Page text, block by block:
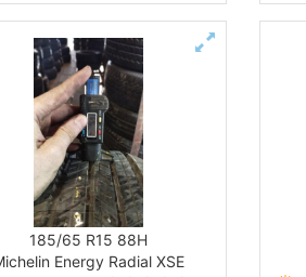
185/65 R15 88H
Energy Radial XSE